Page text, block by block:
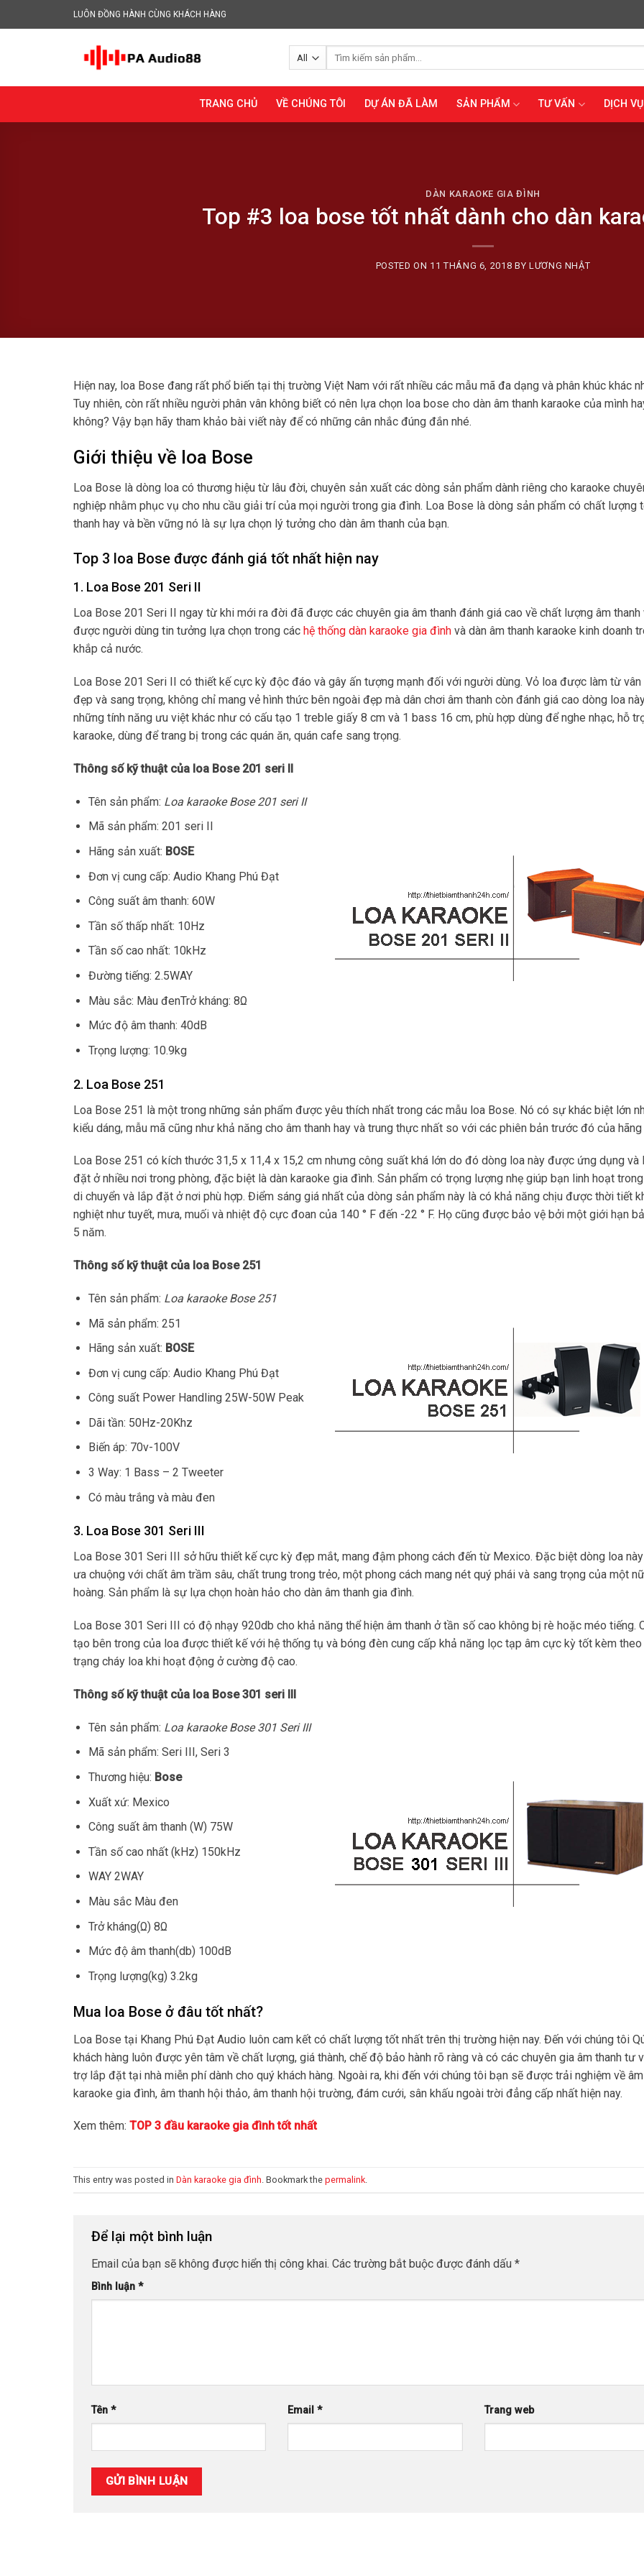
to
LUÔN ĐỒNG HÀNH CÙNG KHÁCH HÀNG
TRANG CHỦ VỀ CHÚNG TÔI DỰ ÁN ĐÃ LÀM SẢN PHẨM TƯ VẤN DỊCH VỤ
DÀN KARAOKE GIA ĐÌNH
Top #3 loa bose tốt nhất dành cho dàn
POSTED ON 11 THÁNG 6, 2018 BY LƯƠNG NHẬT
Hiện nay, loa Bose đang rất phổ biến tại thị trường Việt Nam với rất nhiều các mẫu mã đa dạng và phân khúc khác
Tuy nhiên, còn rất nhiều người phân vân không biết có nên lựa chọn loa bose cho dàn âm thanh karaoke của mình
không? Vậy bạn hãy tham khảo bài viết này để có những cân nhắc đúng đắn nhé.
Giới thiệu về loa Bose
Loa Bose là dòng loa có thương hiệu từ lâu đời, chuyên sản xuất các dòng sản phẩm dành riêng cho karaoke
nghiệp nhằm phục vụ cho nhu cầu giải trí của mọi người trong gia đình. Loa Bose là dòng sản phẩm có chất lượng
thanh hay và bền vững nó là sự lựa chọn lý tưởng cho dàn âm thanh của bạn.
Top 3 loa Bose được đánh giá tốt nhất hiện nay
1. Loa Bose 201 Seri II
Loa Bose 201 Seri II ngay từ khi mới ra đời đã được các chuyên gia âm thanh đánh giá cao về chất lượng âm thanh
được người dùng tin tưởng lựa chọn trong các hệ thống dàn karaoke gia đình và dàn âm thanh karaoke kinh doanh
khắp cả nước.
Loa Bose 201 Seri II có thiết kế cực kỳ độc đáo và gây ấn tượng mạnh đối với người dùng. Vỏ loa được làm từ
đẹp và sang trọng, không chỉ mang vẻ hình thức bên ngoài đẹp mà dân chơi âm thanh còn đánh giá cao dòng loa
những tính năng ưu việt khác như có cấu tạo 1 treble giấy 8 cm và 1 bass 16 cm, phù hợp dùng để nghe nhạc, hỗ
karaoke, dùng để trang bị trong các quán ăn, quán cafe sang trọng.
Thông số kỹ thuật của loa Bose 201 seri II
Tên sản phẩm: Loa karaoke Bose 201 seri II
Mã sản phẩm: 201 seri II
Hãng sản xuất: BOSE
Đơn vị cung cấp: Audio Khang Phú Đạt
Công suất âm thanh: 60W
Tần số thấp nhất: 10Hz
Tần số cao nhất: 10kHz
Đường tiếng: 2.5WAY
Màu sắc: Màu đenTrở kháng: 8Ω
Mức độ âm thanh: 40dB
Trọng lượng: 10.9kg
2. Loa Bose 251
Loa Bose 251 là một trong những sản phẩm được yêu thích nhất trong các mẫu loa Bose. Nó có sự khác biệt lớn
kiểu dáng, mẫu mã cũng như khả năng cho âm thanh hay và trung thực nhất so với các phiên bản trước đó của
Loa Bose 251 có kích thước 31,5 x 11,4 x 15,2 cm nhưng công suất khá lớn do đó dòng loa này được ứng dụng và
đặt ở nhiều nơi trong phòng, đặc biệt là dàn karaoke gia đình. Sản phẩm có trọng lượng nhẹ giúp bạn linh hoạt
di chuyển và lắp đặt ở nơi phù hợp. Điểm sáng giá nhất của dòng sản phẩm này là có khả năng chịu được thời tiết
nghiệt như tuyết, mưa, muối và nhiệt độ cực đoan của 140 ° F đến -22 ° F. Họ cũng được bảo vệ bởi một giới hạn
5 năm.
Thông số kỹ thuật của loa Bose 251
Tên sản phẩm: Loa karaoke Bose 251
Mã sản phẩm: 251
Hãng sản xuất: BOSE
Đơn vị cung cấp: Audio Khang Phú Đạt
Công suất Power Handling 25W-50W Peak
Dãi tần: 50Hz-20Khz
Biến áp: 70v-100V
3 Way: 1 Bass – 2 Tweeter
Có màu trắng và màu đen
3. Loa Bose 301 Seri III
Loa Bose 301 Seri III sở hữu thiết kế cực kỳ đẹp mắt, mang đậm phong cách đến từ Mexico. Đặc biệt dòng loa
ưa chuộng với chất âm trầm sâu, chất trung trong trẻo, một phong cách mang nét quý phái và sang trọng của một nữ
hoàng. Sản phẩm là sự lựa chọn hoàn hảo cho dàn âm thanh gia đình.
Loa Bose 301 Seri III có độ nhạy 920db cho khả năng thể hiện âm thanh ở tần số cao không bị rè hoặc méo tiếng.
tạo bên trong của loa được thiết kế với hệ thống tụ và bóng đèn cung cấp khả năng lọc tạp âm cực kỳ tốt kèm theo
trạng cháy loa khi hoạt động ở cường độ cao.
Thông số kỹ thuật của loa Bose 301 seri III
Tên sản phẩm: Loa karaoke Bose 301 Seri III
Mã sản phẩm: Seri III, Seri 3
Thương hiệu: Bose
Xuất xứ: Mexico
Công suất âm thanh (W) 75W
Tần số cao nhất (kHz) 150kHz
WAY 2WAY
Màu sắc Màu đen
Trở kháng(Ω) 8Ω
Mức độ âm thanh(db) 100dB
Trọng lượng(kg) 3.2kg
Mua loa Bose ở đâu tốt nhất?
Loa Bose tại Khang Phú Đạt Audio luôn cam kết có chất lượng tốt nhất trên thị trường hiện nay. Đến với chúng tôi
khách hàng luôn được yên tâm về chất lượng, giá thành, chế độ bảo hành rõ ràng và có các chuyên gia âm thanh tư
trợ lắp đặt tại nhà miễn phí dành cho quý khách hàng. Ngoài ra, khi đến với chúng tôi bạn sẽ được trải nghiệm về
karaoke gia đình, âm thanh hội thảo, âm thanh hội trường, đám cưới, sân khấu ngoài trời đẳng cấp nhất hiện nay.
Xem thêm: TOP 3 đầu karaoke gia đình tốt nhất
This entry was posted in Dàn karaoke gia đình . Bookmark the permalink
Để lại một bình luận
Email của bạn sẽ không được hiển thị công khai. Các trường bắt buộc được đánh dấu *
Bình luận *
Tên * Email* Trang web